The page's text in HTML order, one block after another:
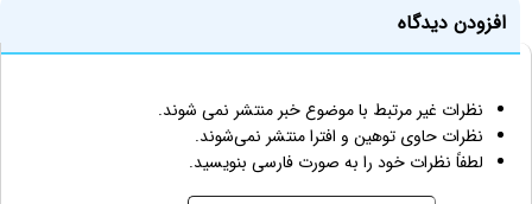
افزودن دیدگاه
نظرات غیر مرتبط با موضوع خبر منتشر نمی شوند.
نظرات حاوی توهین و افترا منتشر نمی‌شوند.
لطفاً نظرات خود را به صورت فارسی بنویسید.